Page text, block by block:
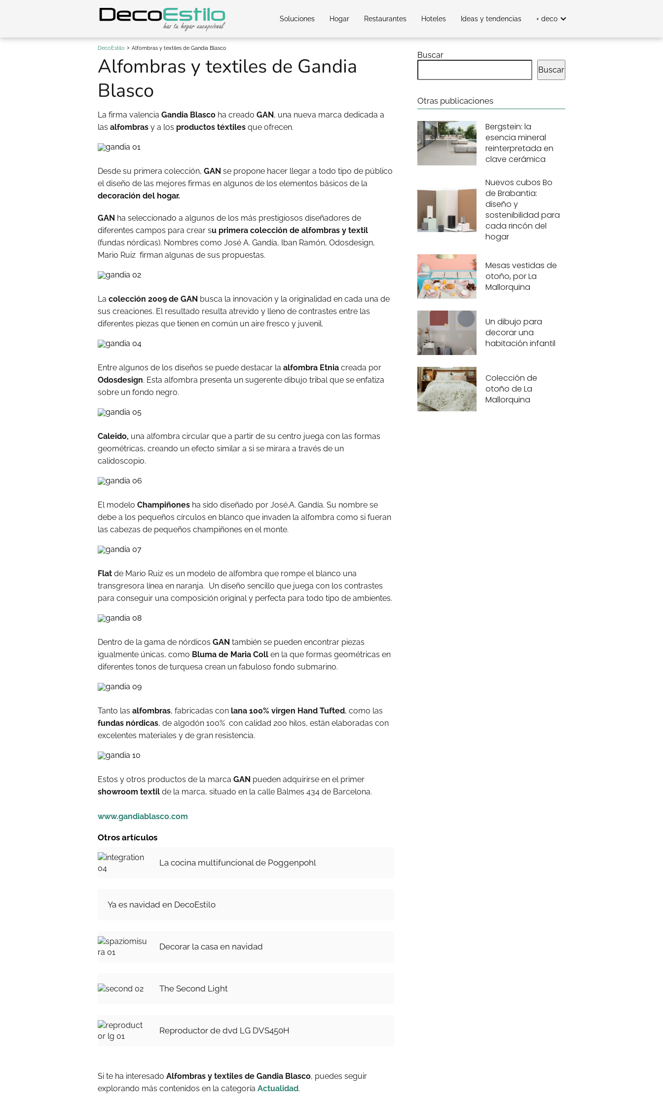
Soluciones Hogar Restaurantes Hoteles Ideas y tendencias + deco
DecoEstilo Alfombras y textiles de Gandia Blasco
Alfombras y textiles de Gandia
Blasco
La firma valencia Gandia Blasco ha creado GAN, una nueva marca dedicada a
las alfombras y a los productos téxtiles que ofrecen.
Desde su primera colección, GAN se propone hacer llegar a todo tipo de público
el diseño de las mejores firmas en algunos de los elementos básicos de la
decoración del hogar.
GAN ha seleccionado a algunos de los más prestigiosos diseñadores de
diferentes campos para crear su primera colección de alfombras y textil
(fundas nórdicas). Nombres como José A. Gandía, Iban Ramón, Odosdesign,
Mario Ruiz firman algunas de sus propuestas.
La colección 2009 de GAN busca la innovación y la originalidad en cada una de
sus creaciones. El resultado resulta atrevido y lleno de contrastes entre las
diferentes piezas que tienen en común un aire fresco y juvenil.
Entre algunos de los diseños se puede destacar la alfombra Etnia creada por
Odosdesign. Esta alfombra presenta un sugerente dibujo tribal que se enfatiza
sobre un fondo negro.
Caleido, una alfombra circular que a partir de su centro juega con las formas
geométricas, creando un efecto similar a si se mirara a través de un
calidoscopio.
El modelo Champiñones ha sido diseñado por José.A. Gandía. Su nombre se
debe a los pequeños círculos en blanco que invaden la alfombra como si fueran
las cabezas de pequeños champiñones en el monte.
Flat de Mario Ruiz es un modelo de alfombra que rompe el blanco una
transgresora línea en naranja. Un diseño sencillo que juega con los contrastes
para conseguir una composición original y perfecta para todo tipo de ambientes.
Dentro de la gama de nórdicos GAN también se pueden encontrar piezas
igualmente únicas, como Bluma de Maria Coll en la que formas geométricas en
diferentes tonos de turquesa crean un fabuloso fondo submarino.
Tanto las alfombras, fabricadas con lana 100% virgen Hand Tufted, como las
fundas nórdicas, de algodón 100% con calidad 200 hilos, están elaboradas con
excelentes materiales y de gran resistencia.
Estos y otros productos de la marca GAN pueden adquirirse en el primer
showroom textil de la marca, situado en la calle Balmes 434 de Barcelona.
www.gandiablasco.com
Otros artículos
La cocina multifuncional de Poggenpohl
Ya es navidad en DecoEstilo
Decorar la casa en navidad
The Second Light
Reproductor de dvd LG DVS450H
Si te ha interesado Alfombras y textiles de Gandia Blasco, puedes seguir
explorando más contenidos en la categoría Actualidad.
Buscar
Buscar
Otras publicaciones
Bergstein: la
esencia mineral
reinterpretada en
clave cerámica
Nuevos cubos Bo
de Brabantia:
diseño y
sostenibilidad para
cada rincón del
hogar
Mesas vestidas de
otoño, por La
Mallorquina
Un dibujo para
decorar una
habitación infantil
Colección de
otoño de La
Mallorquina